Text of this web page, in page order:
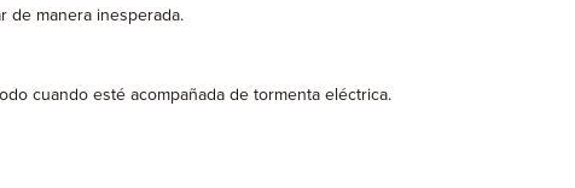
de manera inesperada.
cuando esté acompañada de tormenta eléctrica.